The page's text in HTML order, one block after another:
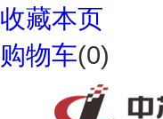
收藏本页
购物车(0)